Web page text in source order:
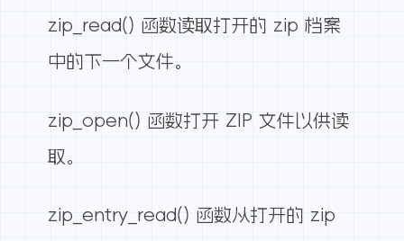
zip_read() 函数读取打开的 zip 档案
中的下一个文件。
zip_open() 函数打开 ZIP 文件以供读
取。
zip_entry_read() 函数从打开的 zip